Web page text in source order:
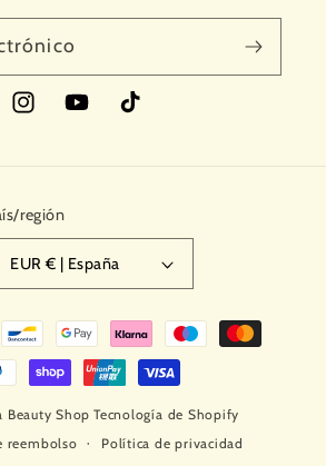
InstagramYouTubeTikTok
región
EUR € | España
Beauty Shop Tecnología de Shopify
reembolso
Política de privacidad